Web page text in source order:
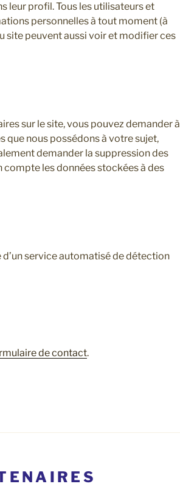
leur profil. Tous les utilisateurs et
personnelles à tout moment (à
site peuvent aussi voir et modifier ces
sur le site, vous pouvez demander à
que nous possédons à votre sujet,
demander la suppression des
compte les données stockées à des
service automatisé de détection
de contact.